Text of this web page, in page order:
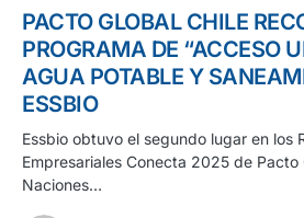
PACTO GLOBAL CHILE
PROGRAMA DE “ACCESO
AGUA POTABLE Y
ESSBIO
Essbio obtuvo el segundo lugar en los
Empresariales Conecta 2025 de Pacto
Naciones…